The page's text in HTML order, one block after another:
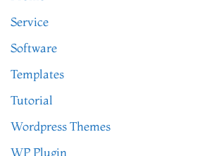
Service
Software
Templates
Tutorial
Wordpress Themes
WP Plugin